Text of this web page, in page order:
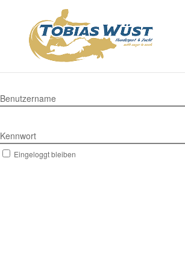
Benutzername
Kennwort
Eingeloggt bleiben